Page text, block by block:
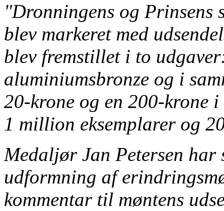
"Dronningens og
blev markeret med
blev fremstillet i to
aluminiumsbronze og i
20-krone og en 200-krone
1 million eksemplarer og
Medaljør Jan Petersen har
udformning af
kommentar til møntens